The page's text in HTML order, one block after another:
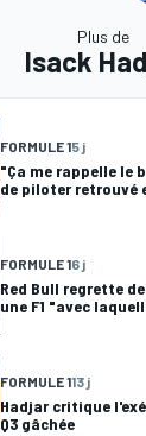
Plus de
Isack
FORMULE 15 j
"Ça me rappelle le
de piloter retrouvé
FORMULE 16 j
Red Bull regrette
une F1 "avec
FORMULE 113 j
Hadjar critique
Q3 gâchée